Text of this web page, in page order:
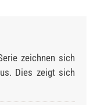
zeichnen sich
Dies zeigt sich